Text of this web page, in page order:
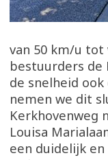
van 50 km/u tot
bestuurders de
de snelheid
nemen we dit
Kerkhovenweg
Louisa
een duidelijk